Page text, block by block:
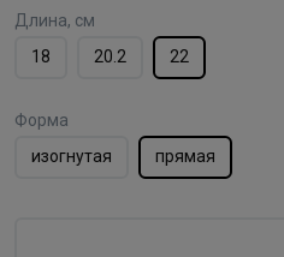
Длина, см
18
20.2 22
Форма
изогнутая
прямая